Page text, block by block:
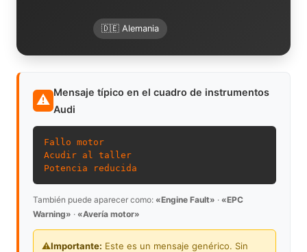
🇩🇪 Alemania
⚠ Mensaje típico en el cuadro de instrumentos
Audi
Fallo motor
Acudir al taller
Potencia reducida
También puede aparecer como: «Engine Fault» · «EPC
Warning» · «Avería motor»
⚠️Importante: Este es un mensaje genérico. Sin